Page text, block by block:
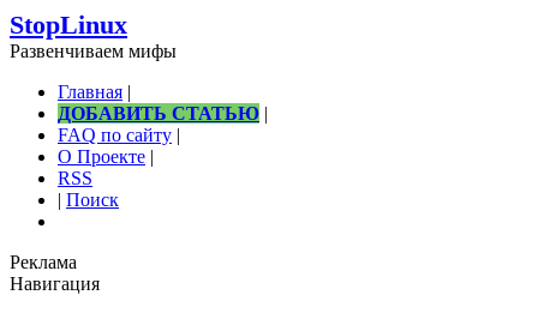
StopLinux
Развенчиваем мифы
Главная |
ДОБАВИТЬ СТАТЬЮ |
FAQ по сайту |
О Проекте |
RSS
| Поиск
Реклама
Навигация